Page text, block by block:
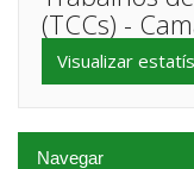
(TCCs) -
Visualizar
Navegar